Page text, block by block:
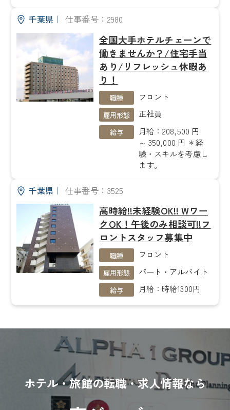
千葉県｜ 仕事番号：2980
全国大手ホテルチェーンで
働きませんか？/住宅手当
あり/リフレッシュ休暇あ
り！
職種 フロント
雇用形態 正社員
給与
月給：208,500 円
～ 350,000 円 ＊経
験・スキルを考慮し
ます。
千葉県｜ 仕事番号：3525
高時給!!未経験OK!! Wワー
クOK！午後のみ相談可!!フ
ロントスタッフ募集中
職種 フロント
雇用形態 パート・アルバイト
給与 月給：時給1300円
ホテル・旅館の転職・求人情報なら